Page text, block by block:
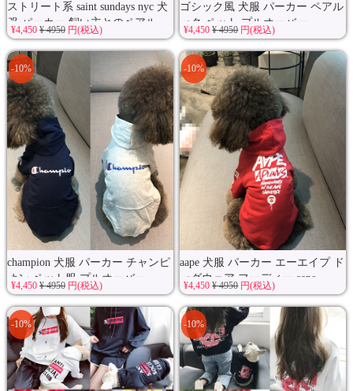
ストリート系 saint sundays nyc 犬
服 パーカー 飼い主とのペアル...
¥4,450 ¥ 4950円(税込)
ゴシック風 犬服 パーカー ペアル
ック ペット プルオーバー...
¥4,450¥ 4950円(税込)
champion 犬服 パーカー チャンピ
オン ペット服 プルオーバー ...
-10%
¥4,450 ¥ 4950円(税込)
aape 犬服 パーカー エーエイプ ド
ッグウェア フーディー aape...
-10%
¥4,450¥ 4950円(税込)
-10% -10%